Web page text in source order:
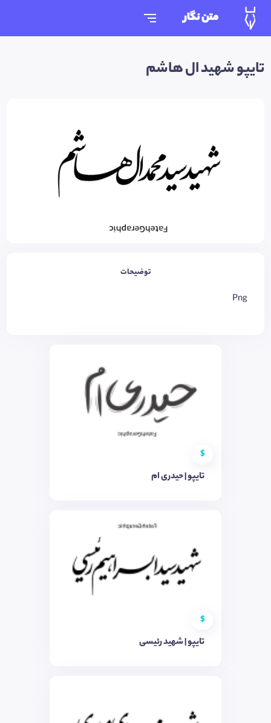
متن نگار
تایپو شهید ال هاشم
توضیحات
Png
$
تایپو | حیدری ام
$
تایپو | شهید رئیسی